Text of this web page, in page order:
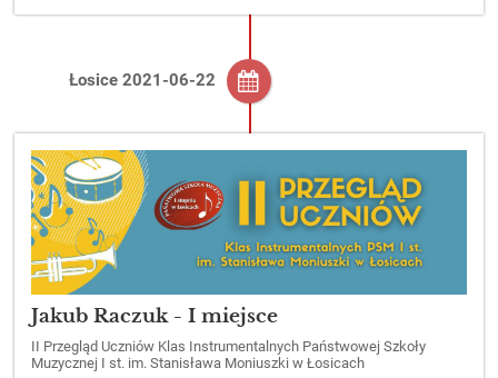
Łosice 2021-06-22
Jakub Raczuk - I miejsce
II Przegląd Uczniów Klas Instrumentalnych Państwowej Szkoły
Muzycznej I st. im. Stanisława Moniuszki w Łosicach